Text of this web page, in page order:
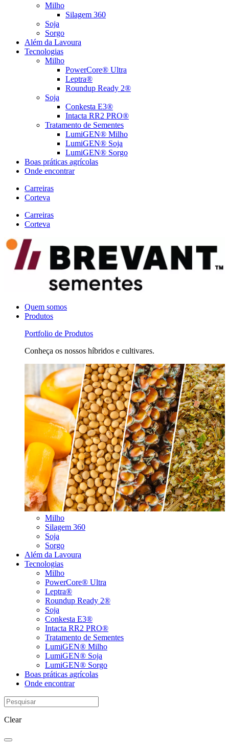
Milho
Silagem 360
Soja
Sorgo
Além da Lavoura
Tecnologias
Milho
PowerCore® Ultra
Leptra®
Roundup Ready 2®
Soja
Conkesta E3®
Intacta RR2 PRO®
Tratamento de Sementes
LumiGEN® Milho
LumiGEN® Soja
LumiGEN® Sorgo
Boas práticas agrícolas
Onde encontrar
Carreiras
Corteva
Carreiras
Corteva
Quem somos
Produtos
Portfolio de Produtos
Conheça os nossos híbridos e cultivares.
Milho
Silagem 360
Soja
Sorgo
Além da Lavoura
Tecnologias
Milho
PowerCore® Ultra
Leptra®
Roundup Ready 2®
Soja
Conkesta E3®
Intacta RR2 PRO®
Tratamento de Sementes
LumiGEN® Milho
LumiGEN® Soja
LumiGEN® Sorgo
Boas práticas agrícolas
Onde encontrar
Clear